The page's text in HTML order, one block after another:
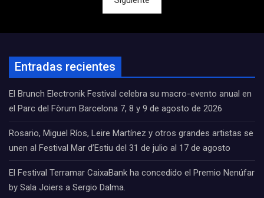
Entradas recientes
El Brunch Electronik Festival celebra su macro-evento anual en
el Parc del Fòrum Barcelona 7, 8 y 9 de agosto de 2026
Rosario, Miguel Ríos, Leire Martínez y otros grandes artistas se
unen al Festival Mar d’Estiu del 31 de julio al 17 de agosto
El Festival Terramar CaixaBank ha concedido el Premio Nenúfar
by Sala Joiers a Sergio Dalma.